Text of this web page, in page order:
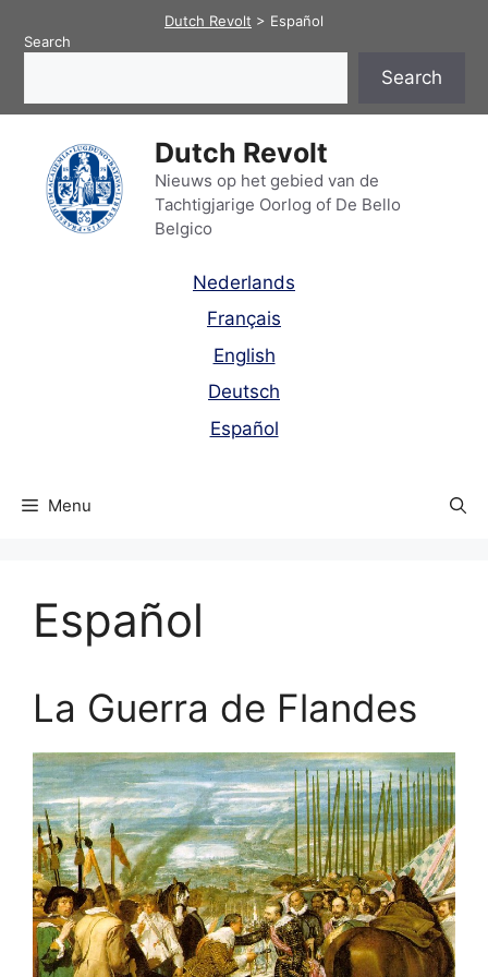
Dutch Revolt > Español
Search
Search
Dutch Revolt
Nieuws op het gebied van de
Tachtigjarige Oorlog of De Bello
Belgico
Nederlands
Français
English
Deutsch
Español
Menu
Español
La Guerra de Flandes